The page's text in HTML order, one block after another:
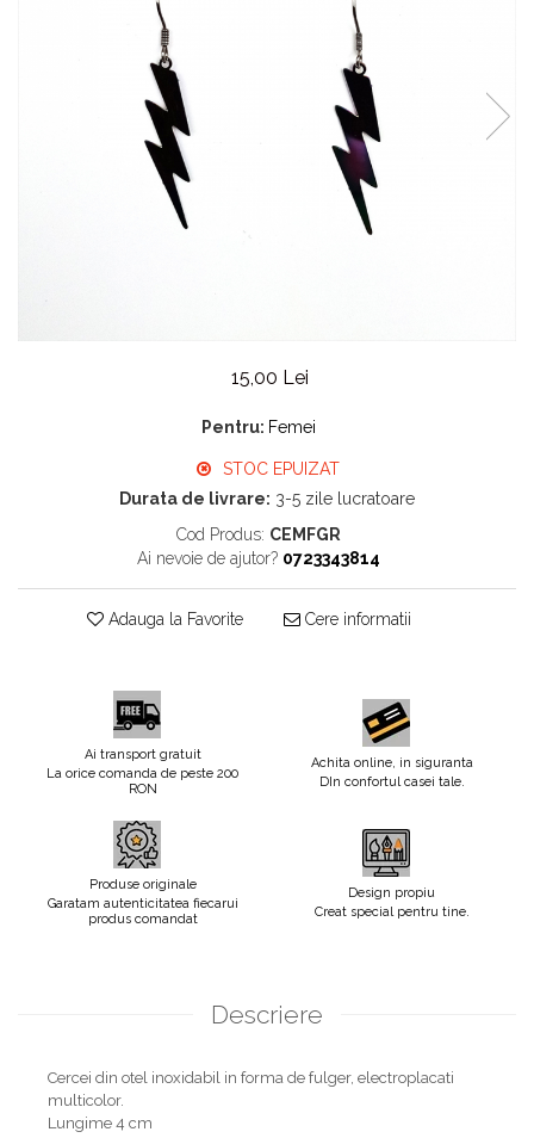
15,00 Lei
Pentru: Femei
STOC EPUIZAT
Durata de livrare: 3-5 zile lucratoare
Cod Produs: CEMFGR
Ai nevoie de ajutor? 0723343814
Adauga la Favorite Cere informatii
Ai transport gratuit
La orice comanda de peste 200
RON
Achita online, in siguranta
DIn confortul casei tale.
Produse originale
Garatam autenticitatea fiecarui
produs comandat
Design propiu
Creat special pentru tine.
Descriere
Cercei din otel inoxidabil in forma de fulger, electroplacati
multicolor.
Lungime 4 cm